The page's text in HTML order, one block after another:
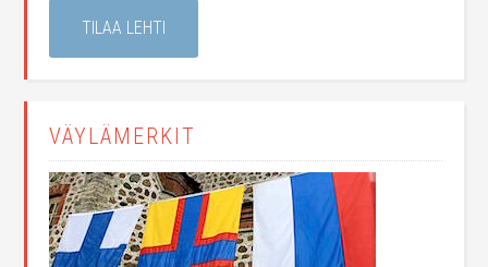
TILAA LEHTI
VÄYLÄMERKIT